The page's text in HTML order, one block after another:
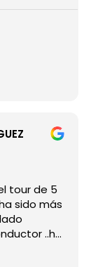
5
grupo
Desde